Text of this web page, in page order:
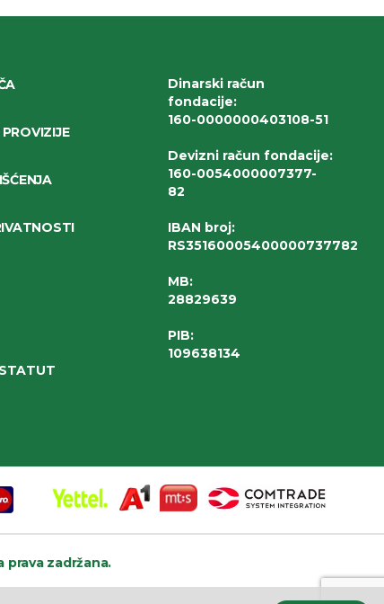
STATUT
Dinarski račun
fondacije:
160-0000000403108-51
Devizni račun fondacije:
160-0054000007377-
82
IBAN broj:
RS35160005400000737782
MB:
28829639
PIB:
109638134
prava zadržana.